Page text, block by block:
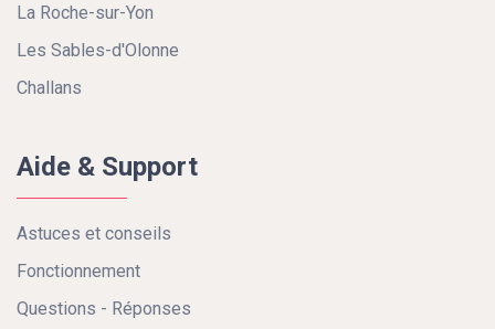
La Roche-sur-Yon
Les Sables-d'Olonne
Challans
Aide & Support
Astuces et conseils
Fonctionnement
Questions - Réponses